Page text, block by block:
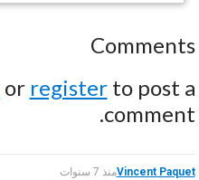
Comments
or registerto post a
comment.
Vincent Paquetمنذ 7 سنوات